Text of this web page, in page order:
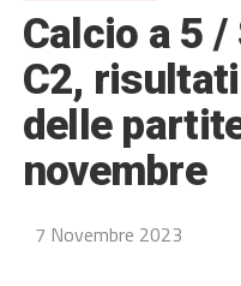
Calcio a 5 /
C2,
delle
novembre
7 Novembre 2023